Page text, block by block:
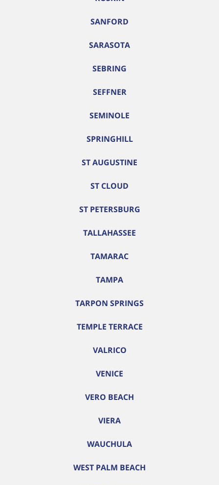
SANFORD
SARASOTA
SEBRING
SEFFNER
SEMINOLE
SPRINGHILL
ST AUGUSTINE
ST CLOUD
ST PETERSBURG
TALLAHASSEE
TAMARAC
TAMPA
TARPON SPRINGS
TEMPLE TERRACE
VALRICO
VENICE
VERO BEACH
VIERA
WAUCHULA
WEST PALM BEACH